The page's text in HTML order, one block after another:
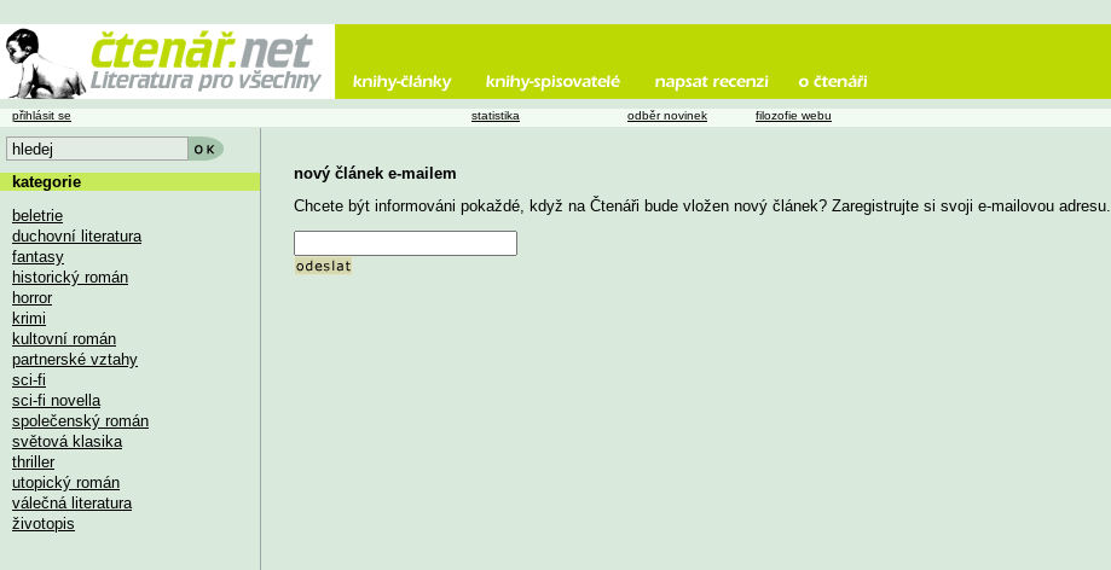
nový článek e-mailem
Chcete být informováni pokaždé, když na Čtenáři bude vložen nový článek? Zaregistrujte si svoji e-mailovou adresu.
přihlásit se statistika odběr novinek filozofie webu
kategorie
beletrie
duchovní literatura
fantasy
historický román
horror
krimi
kultovní román
partnerské vztahy
sci-fi
sci-fi novella
společenský román
světová klasika
thriller
utopický román
válečná literatura
životopis